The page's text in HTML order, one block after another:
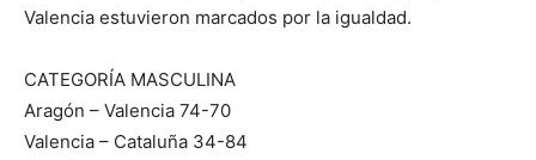
Valencia estuvieron marcados por la igualdad.
CATEGORÍA MASCULINA
Aragón – Valencia 74-70
Valencia – Cataluña 34-84